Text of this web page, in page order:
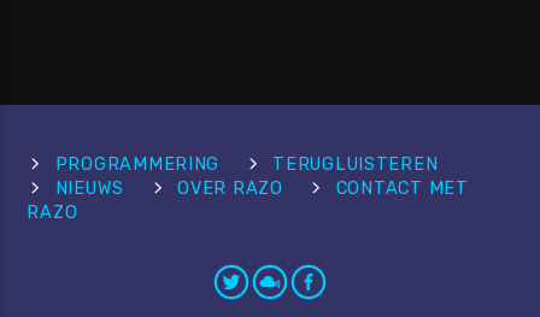
PROGRAMMERING
TERUGLUISTEREN
NIEUWS
OVER RAZO
CONTACT MET
RAZO